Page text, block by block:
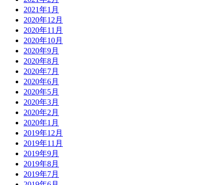
2021年1月
2020年12月
2020年11月
2020年10月
2020年9月
2020年8月
2020年7月
2020年6月
2020年5月
2020年3月
2020年2月
2020年1月
2019年12月
2019年11月
2019年9月
2019年8月
2019年7月